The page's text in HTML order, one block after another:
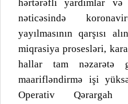
hərtərəfli yardımlar
nəticəsində
yayılmasının qarşısı
miqrasiya prosesləri,
hallar tam nəzarətə
maarifləndirmə işi
Operativ Qərargah